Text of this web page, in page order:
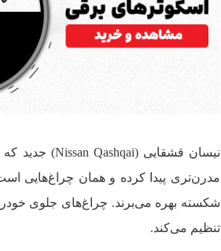
مدرن‌تری پیدا کرده و همان چراغ‌هایی
تنظیم می‌کند.